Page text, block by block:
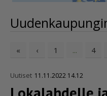
« ‹ 1 ... 4
Uutiset 11.11.2022 14.12